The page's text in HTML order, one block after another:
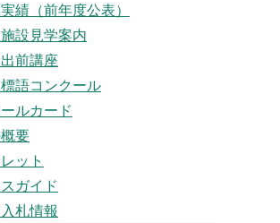
績 （前年度公表）
設見学案内
前講座
語コンクール
ルカード
要
ット
ガイド
札情報